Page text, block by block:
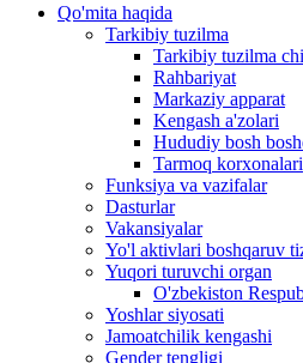
Qo'mita haqida
Tarkibiy tuzilma
Tarkibiy tuzilma
Rahbariyat
Markaziy apparat
Kengash a'zolari
Hududiy bosh
Tarmoq korxonalari
Funksiya va vazifalar
Dasturlar
Vakansiyalar
Yo'l aktivlari boshqaruv
Yuqori turuvchi organ
O'zbekiston
Yoshlar siyosati
Jamoatchilik kengashi
Gender tengligi